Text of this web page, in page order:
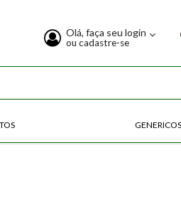
Olá, faça seu login
ou cadastre-se
GENERICOS